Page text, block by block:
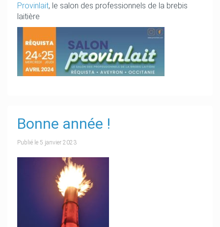
Provinlait, le salon des professionnels de la brebis
laitière
Bonne année !
Publié le 5 janvier 2023